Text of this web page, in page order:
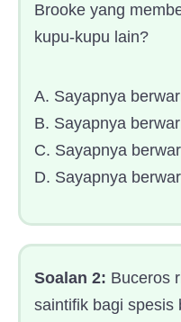
Brooke yang
kupu-kupu lain?
A. Sayapnya
B. Sayapnya
C. Sayapnya
D. Sayapnya
Soalan 2: Buceros
saintifik bagi spesis